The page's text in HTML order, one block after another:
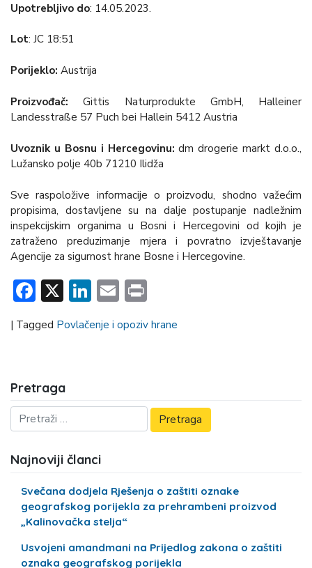
Upotrebljivo do: 14.05.2023.
Lot: JC 18:51
Porijeklo: Austrija
Proizvođač:Gittis Naturprodukte GmbH, Halleiner
Landesstraße 57 Puch bei Hallein 5412 Austria
Uvoznik u Bosnu i Hercegovinu: dm drogerie markt d.o.o.,
Lužansko polje 40b 71210 Ilidža
Sve raspoložive informacije o proizvodu, shodno važećim
propisima, dostavljene su na dalje postupanje nadležnim
inspekcijskim organima u Bosni i Hercegovini od kojih je
zatraženo preduzimanje mjera i povratno izvještavanje
Agencije za sigurnost hrane Bosne i Hercegovine.
Facebook
X LinkedIn
Email
| Tagged Povlačenje i opoziv hrane
Pretraga
Najnoviji članci
Svečana dodjela Rješenja o zaštiti oznake
geografskog porijekla za prehrambeni proizvod
„Kalinovačka stelja“
Usvojeni amandmani na Prijedlog zakona o zaštiti
oznaka geografskog porijekla